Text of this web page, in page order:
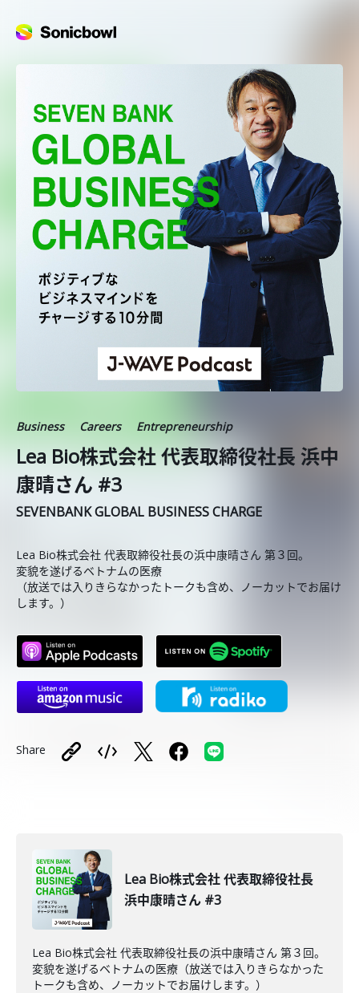
Business Careers Entrepreneurship
Lea Bio株式会社 代表取締役社長 浜中
康晴さん #3
SEVENBANK GLOBAL BUSINESS CHARGE
Lea Bio株式会社 代表取締役社長の浜中康晴さん 第３回。
変貌を遂げるベトナムの医療
（放送では入りきらなかったトークも含め、ノーカットでお届け
します。）
Share
Lea Bio株式会社 代表取締役社長
浜中康晴さん #3
Lea Bio株式会社 代表取締役社長の浜中康晴さん 第３回。
変貌を遂げるベトナムの医療（放送では入りきらなかった
トークも含め、ノーカットでお届けします。）